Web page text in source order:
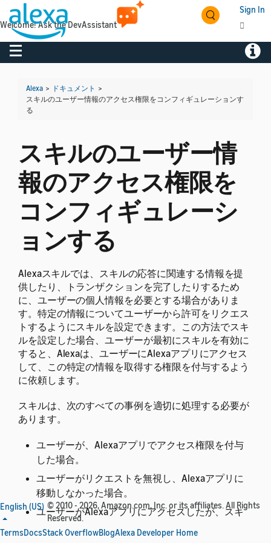
Sign In
Toggle navigation
Alexa > ドキュメント >
スキルのユーザー情報のアクセス権限をコンフィギュレーションす
る
スキルのユーザー情
報のアクセス権限を
コンフィギュレーシ
ョンする
Alexaスキルでは、スキルの応答に関連する情報を提
供したり、トランザクションを完了したりするため
に、ユーザーの個人情報を必要とする場合がありま
す。特定の情報についてユーザーから許可をリクエス
トするようにスキルを設定できます。この方法でスキ
ルを設定した場合、ユーザーが最初にスキルを有効に
すると、Alexaは、ユーザーにAlexaアプリにアクセス
して、この特定の情報を取得する権限を付与するよう
に依頼します。
スキルは、次のすべての事例を適切に処理する必要が
あります。
ユーザーが、Alexaアプリでアクセス権限を付与
した場合。
ユーザーがリクエストを無視し、Alexaアプリに
移動しなかった場合。
ユーザーがAlexaアプリにアクセスしたが、スキ
ルがこの情報を取得する許可を拒否した場合。
English (US) © 2010 - 2026, Amazon.com, Inc. or its affiliates. All Rights
Reserved.
TermsDocsStack OverflowBlogAlexa Developer Home
Welcome! Ask the DevAssistant